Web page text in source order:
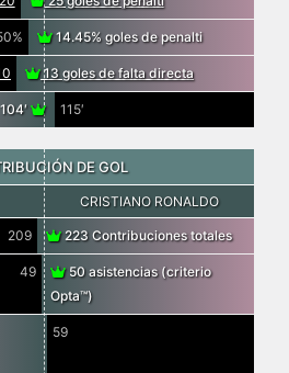
14.45% goles de penalti
13 goles de falta directa
115′
DE GOL
CRISTIANO RONALDO
209 223 Contribuciones totales
49
50 asistencias (criterio
Opta™)
59